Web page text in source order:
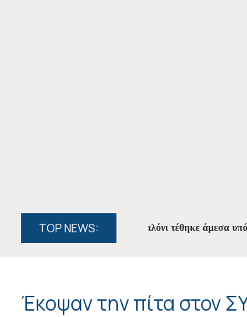
TOP NEWS:
στο Γιαννιώτικο Σαλόνι τέθηκε άμεσα υπό έλεγχο
Έκοψαν την πίτα στον